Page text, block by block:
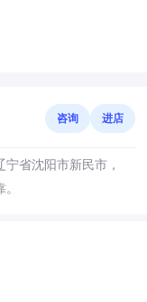
咨询 进店
省沈阳市新民市，